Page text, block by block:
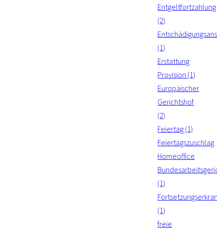
Entgeltfortzahlung
(2)
(1)
Erstattung
Provision (1)
Europäischer
Gerichtshof
(2)
Feiertag (1)
Feiertagszuschlag
Homeoffice
(1)
(1)
freie